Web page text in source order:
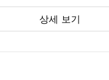
상세 보기